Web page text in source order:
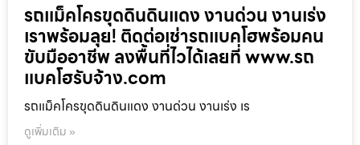
รถแม็คโครขุดดินดินแดง งานด่วน งานเร่ง
เราพร้อมลุย! ติดต่อเช่ารถแบคโฮพร้อมคน
ขับมืออาชีพ ลงพื้นที่ไวได้เลยที่ www.รถ
แบคโฮรับจ้าง.com
รถแม็คโครขุดดินดินแดง งานด่วน งานเร่ง เร
ดูเพิ่มเติม »